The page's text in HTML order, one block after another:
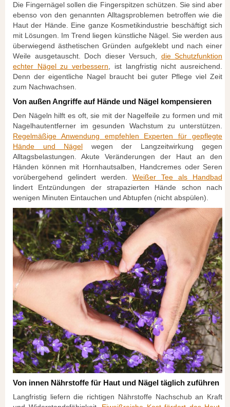
Die Fingernägel sollen die Fingerspitzen schützen. Sie sind aber
ebenso von den genannten Alltagsproblemen betroffen wie die
Haut der Hände. Eine ganze Kosmetikindustrie beschäftigt sich
mit Lösungen. Im Trend liegen künstliche Nägel. Sie werden aus
überwiegend ästhetischen Gründen aufgeklebt und nach einer
Weile ausgetauscht. Doch dieser Versuch, die Schutzfunktion
echter Nägel zu verbessern , ist langfristig nicht ausreichend.
Denn der eigentliche Nagel braucht bei guter Pflege viel Zeit
zum Nachwachsen.
Von außen Angriffe auf Hände und Nägel kompensieren
Den Nägeln hilft es oft, sie mit der Nagelfeile zu formen und mit
Nagelhautentferner im gesunden Wachstum zu unterstützen.
Regelmäßige Anwendung empfehlen Experten für gepflegte
Hände und Nägel wegen der Langzeitwirkung gegen
Alltagsbelastungen. Akute Veränderungen der Haut an den
Händen können mit Hornhautsalben, Handcremes oder Seren
vorübergehend gelindert werden. Weißer Tee als Handbad
lindert Entzündungen der strapazierten Hände schon nach
wenigen Minuten Eintauchen und Abtupfen (nicht abspülen).
Von innen Nährstoffe für Haut und Nägel täglich zuführen
Langfristig liefern die richtigen Nährstoffe Nachschub an Kraft